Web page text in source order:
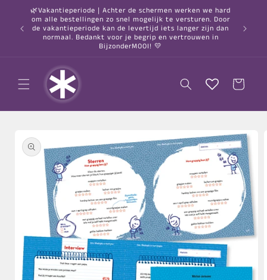
naar de
content
🌿Vakantieperiode | Achter de schermen werken we hard
om alle bestellingen zo snel mogelijk te versturen. Door
de vakantieperiode kan de levertijd iets langer zijn dan
normaal. Bedankt voor je begrip en vertrouwen in
BijzonderMOOI! 💛
○
Winkelwagen
direct naar